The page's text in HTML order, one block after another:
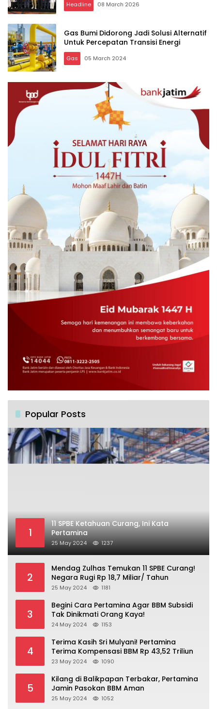
Headline 08 March 2026
Gas Bumi Didorong Jadi Solusi Alternatif
Untuk Percepatan Transisi Energi
Gas 05 March 2024
Popular Posts
1
11 SPBE Ketahuan Curang, Ini Kata
Pertamina
25 May 2024 1237
2
Mendag Zulhas Temukan 11 SPBE Curang!
Negara Rugi Rp 18,7 Miliar/ Tahun
25 May 2024 1181
3
Begini Cara Pertamina Agar BBM Subsidi
Tak Dinikmati Orang Kaya!
24 May 2024 1153
4
Terima Kasih Sri Mulyani! Pertamina
Terima Kompensasi BBM Rp 43,52 Triliun
23 May 2024 1090
5
Kilang di Balikpapan Terbakar, Pertamina
Jamin Pasokan BBM Aman
25 May 2024 1052